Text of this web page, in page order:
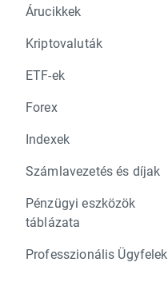
Árucikkek
Kriptovaluták
ETF-ek
Forex
Indexek
Számlavezetés és díjak
Pénzügyi eszközök
táblázata
Professzionális Ügyfelek